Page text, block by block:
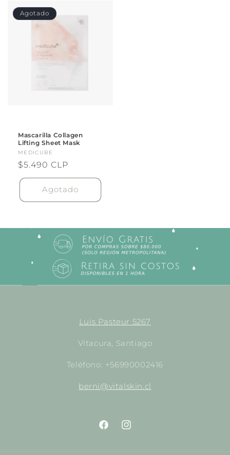
Agotado
Mascarilla Collagen
Lifting Sheet Mask
Proveedor:
MEDICUBE
Precio
habitual
$5.490 CLP
Agotado
Luis Pasteur 5267
Vitacura, Santiago
Teléfono: +56990002416
berni@vitalskin.cl
https://www.facebook.com/
http://instagram.com/